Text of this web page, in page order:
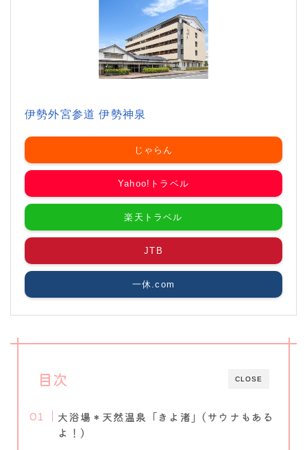
伊勢外宮参道 伊勢神泉
じゃらん
Yahoo!トラベル
楽天トラベル
JTB
一休.com
CLOSE
目次
大浴場＊天然温泉「きよ渚」(サウナもある
よ！)